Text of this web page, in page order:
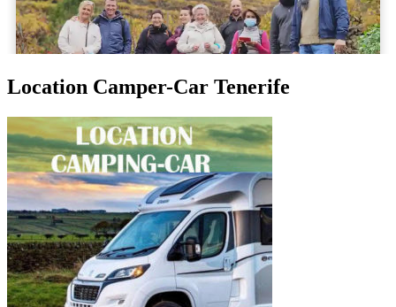
Location Camper-Car Tenerife